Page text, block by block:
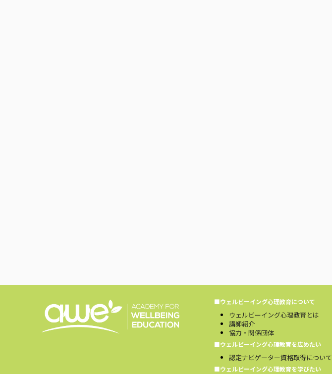
■ウェルビーイング心理教育について
ウェルビーイング心理教育とは
講師紹介
協力・関係団体
■ウェルビーイング心理教育を広めたい
認定ナビゲーター資格取得について
■ウェルビーイング心理教育を学びたい